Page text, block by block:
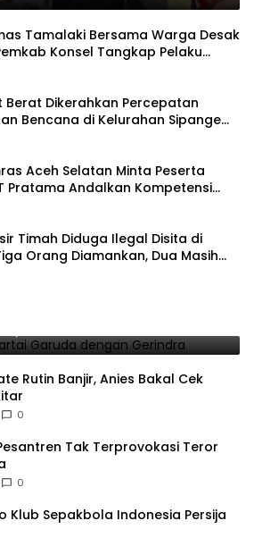
Tamalaki Bersama Warga Desak
Konsel Tangkap Pelaku
Sawit Overload, Truk PT KAP
Berat Dikerahkan Percepatan
Bencana di Kelurahan Sipange
Tukka
Aceh Selatan Minta Peserta
Pratama Andalkan Kompetensi
Bukan Kedekatan
Timah Diduga Ilegal Disita di
Orang Diamankan, Dua Masih
0
Rutin Banjir, Anies Bakal Cek
0
Tak Terprovokasi Teror
0
Klub Sepakbola Indonesia Persija